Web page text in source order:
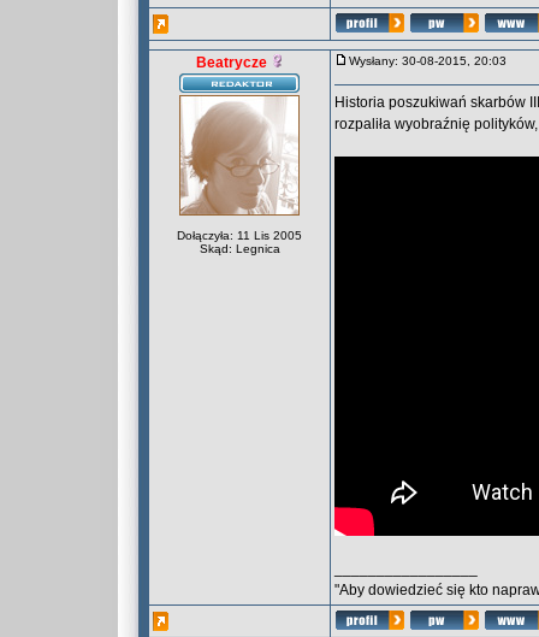
Beatrycze
Dołączyła: 11 Lis 2005
Skąd: Legnica
Wysłany: 30-08-2015, 20:03
Historia poszukiwań skarbów
rozpaliła wyobraźnię
"Aby dowiedzieć się kto